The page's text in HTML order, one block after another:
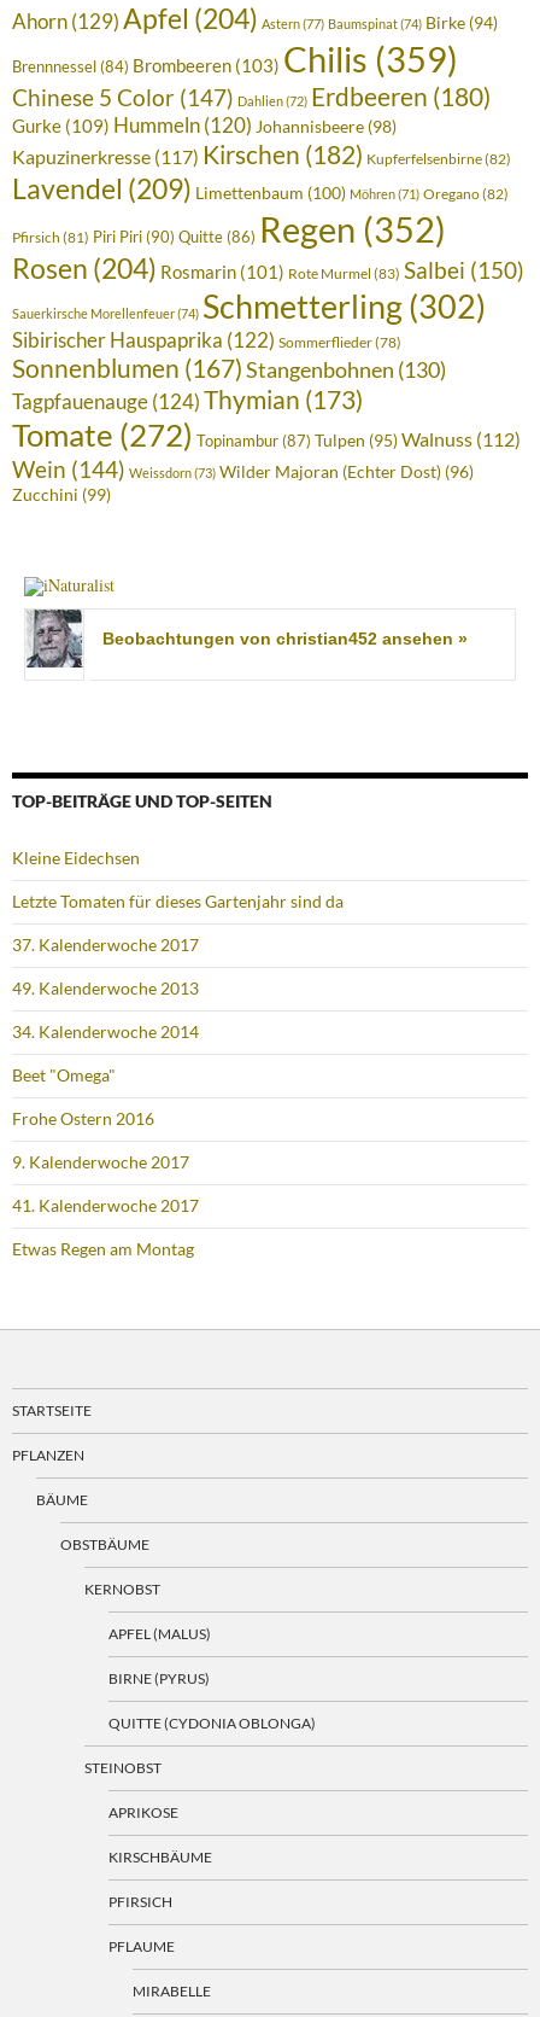
Ahorn(129)Apfel (204) Astern(77) Baumspinat(74) Birke (94)
Brennnessel (84) Brombeeren (103) Chilis (359)
Chinese 5 Color (147) Dahlien(72) Erdbeeren (180)
Gurke (109) Hummeln (120) Johannisbeere (98)
Kapuzinerkresse (117) Kirschen (182) Kupferfelsenbirne(82)
Lavendel (209) Limettenbaum (100) Möhren(71) Oregano(82)
Pfirsich (81) Piri Piri(90) Quitte(86) Regen (352)
Rosen (204) Rosmarin (101) Rote Murmel (83) Salbei (150)
Sauerkirsche Morellenfeuer(74) Schmetterling(302)
Sibirischer Hauspaprika (122) Sommerflieder(78)
Sonnenblumen (167)Stangenbohnen (130)
Tagpfauenauge(124)Thymian (173)
Tomate (272) Topinambur(87) Tulpen (95)Walnuss (112)
Wein (144) Weissdorn(73) Wilder Majoran (Echter Dost) (96)
Zucchini (99)
Beobachtungen von christian452 ansehen »
TOP-BEITRÄGE UND TOP-SEITEN
Kleine Eidechsen
Letzte Tomaten für dieses Gartenjahr sind da
37. Kalenderwoche 2017
49. Kalenderwoche 2013
34. Kalenderwoche 2014
Beet "Omega"
Frohe Ostern 2016
9. Kalenderwoche 2017
41. Kalenderwoche 2017
Etwas Regen am Montag
STARTSEITE
PFLANZEN
BÄUME
OBSTBÄUME
KERNOBST
APFEL (MALUS)
BIRNE (PYRUS)
QUITTE (CYDONIA OBLONGA)
STEINOBST
APRIKOSE
KIRSCHBÄUME
PFIRSICH
PFLAUME
MIRABELLE